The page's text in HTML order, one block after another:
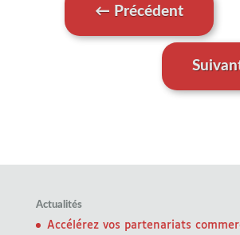
← Précédent
Actualités
Accélérez vos partenariats